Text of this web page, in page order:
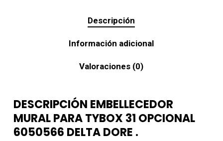
Descripción
Información adicional
Valoraciones (0)
DESCRIPCIÓN EMBELLECEDOR
MURAL PARA TYBOX 31 OPCIONAL
6050566 DELTA DORE .